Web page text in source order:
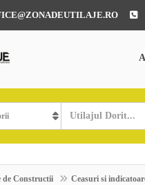
de Constructii Ceasuri si